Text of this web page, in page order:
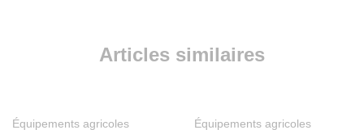
Articles similaires
Équipements agricoles Équipements agricoles